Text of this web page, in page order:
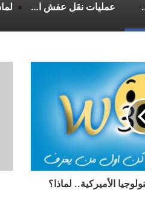
والعيوب عمليات نقل عفش احترافية لتسهيل يوم التنقل
الأميركية.. لماذا؟